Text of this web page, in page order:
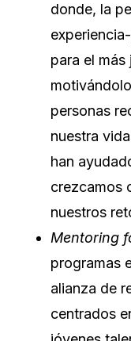
donde, la
para el
personas
nuestra
han
crezcamos
nuestros
Mentoring
programas
alianza de
centrados